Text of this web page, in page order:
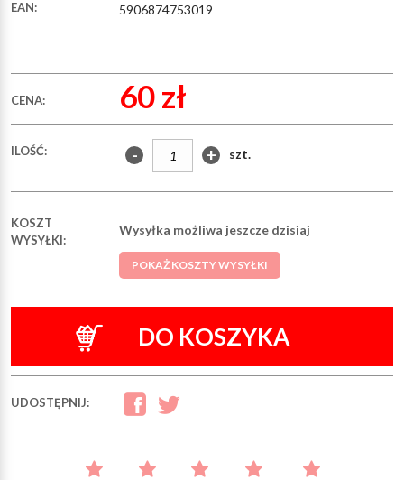
EAN: 5906874753019
CENA: 60 zł
ILOŚĆ: - + szt.
KOSZT
WYSYŁKI:
Wysyłka możliwa jeszcze dzisiaj
POKAŻ KOSZTY WYSYŁKI
DO KOSZYKA
UDOSTĘPNIJ: